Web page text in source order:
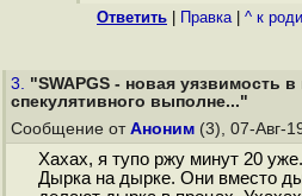
Ответить Правка| ^ к
3. "SWAPGS - новая уязвимость
спекулятивного выполне..."
Сообщение от Аноним (3), 07-Авг-
Хахах, я тупо ржу минут 20
Дырка на дырке. Они вместо